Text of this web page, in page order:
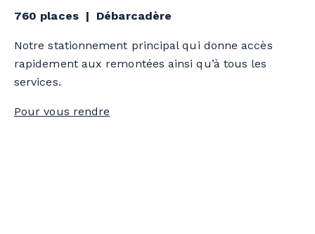
760 places | Débarcadère
Notre stationnement principal qui donne accès
rapidement aux remontées ainsi qu’à tous les
services.
Pour vous rendre